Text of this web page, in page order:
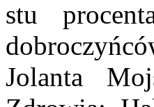
stu
Jolanta